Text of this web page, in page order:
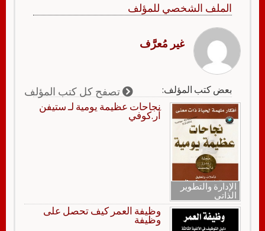
الملف الشخصي للمؤلف
غير مُعرَّف
بعض كتب المؤلف: تصفح كل كتب المؤلف
الإدارة والتطوير
الذاتي
نجاحات عظيمة يومية لـ ستيفن
آر.كوفي
وظيفة العمر كيف تحصل على
وظيفة